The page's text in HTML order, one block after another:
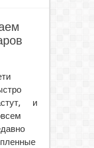
и